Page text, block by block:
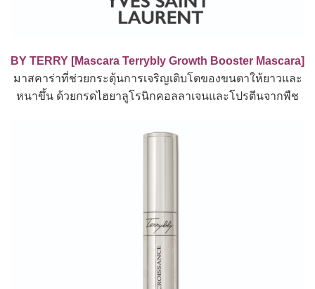
BY TERRY [Mascara Terrybly Growth Booster Mascara]
มาสคาร่าที่ช่วยกระตุ้นการเจริญเติบโตของขนตาให้ยาวและ
หนาขึ้น ด้วยกรดไฮยาลูโรนิกคอลลาเจนและโปรตีนจากพืช